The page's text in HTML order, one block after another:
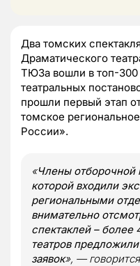
Два томских
Драматического
ТЮЗа вошли в топ-300
театральных
прошли первый этап
томское
России».
«Члены отборочной
которой входили
региональными
внимательно
спектаклей –
театров
заявок», —